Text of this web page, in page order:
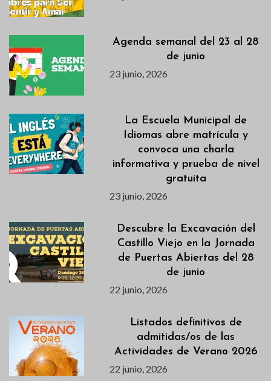
Agenda semanal del 23 al 28
de junio
23 junio, 2026
La Escuela Municipal de
Idiomas abre matrícula y
convoca una charla
informativa y prueba de nivel
gratuita
23 junio, 2026
Descubre la Excavación del
Castillo Viejo en la Jornada
de Puertas Abiertas del 28
de junio
22 junio, 2026
Listados definitivos de
admitidas/os de las
Actividades de Verano 2026
22 junio, 2026